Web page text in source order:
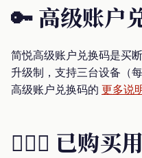
🔑 高级账户
简悦高级账户兑换码是买
升级制，支持三台设备（
高级账户兑换码的 更多说
🙋🏾‍♂️ 已购买